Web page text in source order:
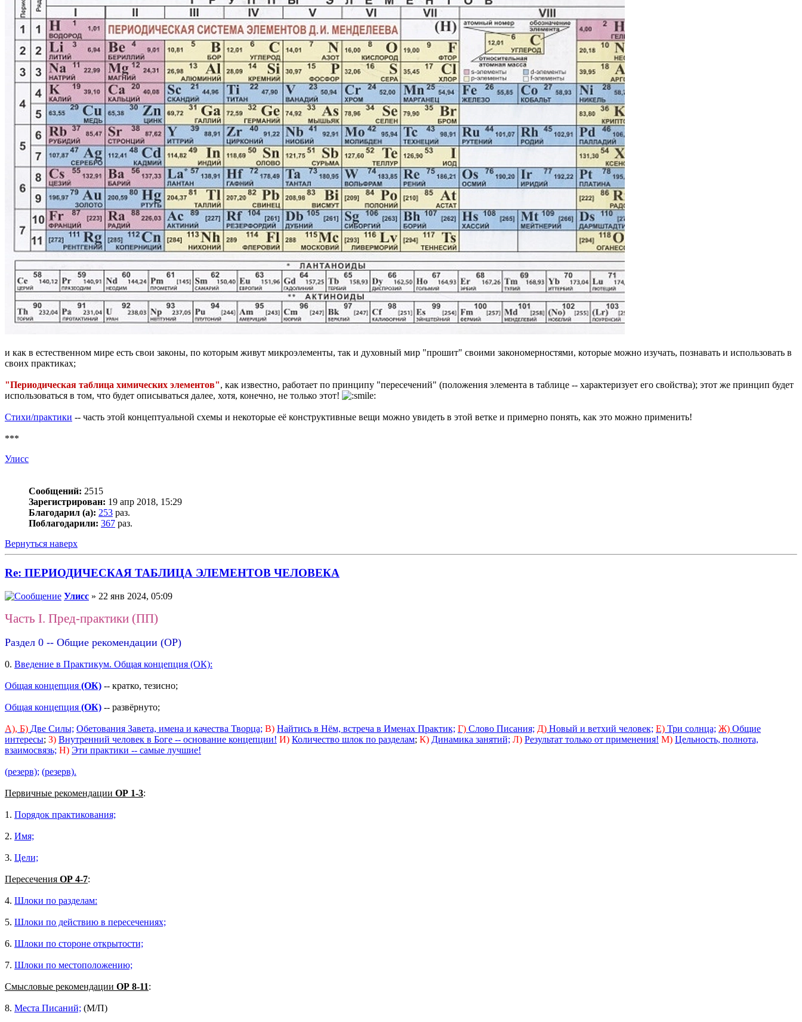
и как в естественном мире есть свои законы, по которым живут микроэлементы, так и духовный мир "прошит" своими закономерностями, которые можно изучать, познавать и использовать в
своих практиках;
"Периодическая таблица химических элементов", как известно, работает по принципу "пересечений" (положения элемента в таблице -- характеризует его свойства); этот же принцип будет
использоваться в том, что будет описываться далее, хотя, конечно, не только этот!
Стихи/практики -- часть этой концептуальной схемы и некоторые её конструктивные вещи можно увидеть в этой ветке и примерно понять, как это можно применить!
***
Улисс
Сообщений: 2515
Зарегистрирован: 19 апр 2018, 15:29
Благодарил (а): 253 раз.
Поблагодарили: 367 раз.
Вернуться наверх
Re: ПЕРИОДИЧЕСКАЯ ТАБЛИЦА ЭЛЕМЕНТОВ ЧЕЛОВЕКА
Улисс » 22 янв 2024, 05:09
Часть I. Пред-практики (ПП)
Раздел 0 -- Общие рекомендации (ОР)
0. Введение в Практикум. Общая концепция (ОК):
Общая концепция (ОК) -- кратко, тезисно;
Общая концепция (ОК) -- развёрнуто;
А), Б) Две Силы; Обетования Завета, имена и качества Творца; В) Найтись в Нём, встреча в Именах Практик; Г) Слово Писания; Д) Новый и ветхий человек; Е) Три солнца; Ж) Общие
интересы; З) Внутренний человек в Боге -- основание концепции! И) Количество шлок по разделам; К) Динамика занятий; Л) Результат только от применения! М) Цельность, полнота,
взаимосвязь; Н) Эти практики -- самые лучшие!
(резерв); (резерв).
Первичные рекомендации ОР 1-3:
1. Порядок практикования;
2. Имя;
3. Цели;
Пересечения ОР 4-7:
4. Шлоки по разделам:
5. Шлоки по действию в пересечениях;
6. Шлоки по стороне открытости;
7. Шлоки по местоположению;
Смысловые рекомендации ОР 8-11:
8. Места Писаний; (М/П)